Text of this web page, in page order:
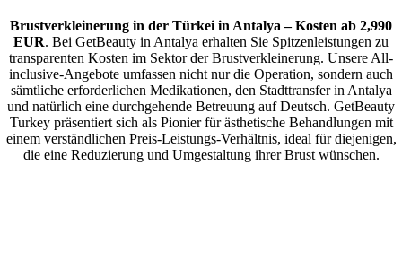
Brustverkleinerung in der Türkei in Antalya – Kosten ab 2,990
EUR. Bei GetBeauty in Antalya erhalten Sie Spitzenleistungen zu
transparenten Kosten im Sektor der Brustverkleinerung. Unsere All-
inclusive-Angebote umfassen nicht nur die Operation, sondern auch
sämtliche erforderlichen Medikationen, den Stadttransfer in Antalya
und natürlich eine durchgehende Betreuung auf Deutsch. GetBeauty
Turkey präsentiert sich als Pionier für ästhetische Behandlungen mit
einem verständlichen Preis-Leistungs-Verhältnis, ideal für diejenigen,
die eine Reduzierung und Umgestaltung ihrer Brust wünschen.